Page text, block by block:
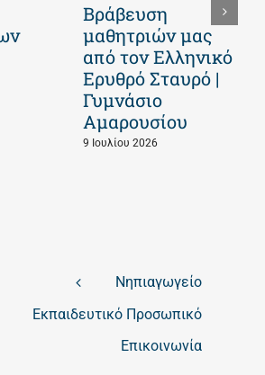
Βράβευση
μαθητριών μας
από τον Ελληνικό
Ερυθρό Σταυρό |
Γυμνάσιο
Αμαρουσίου
9 Ιουλίου 2026
Νηπιαγωγείο
Εκπαιδευτικό Προσωπικό
Επικοινωνία